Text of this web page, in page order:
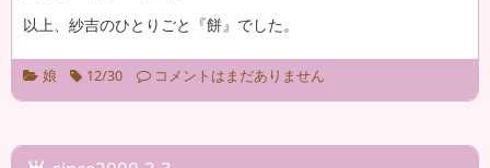
以上、紗吉のひとりごと『餅』でした。
娘 12/30 コメントはまだありません